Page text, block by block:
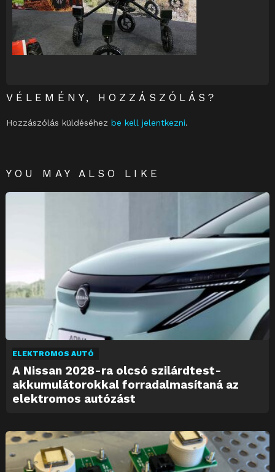
VÉLEMÉNY, HOZZÁSZÓLÁS?
Hozzászólás küldéséhez be kell jelentkezni.
YOU MAY ALSO LIKE
ELEKTROMOS AUTÓ
A Nissan 2028-ra olcsó szilárdtest-
akkumulátorokkal forradalmasítaná az
elektromos autózást